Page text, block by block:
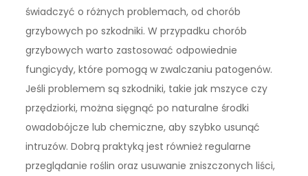
świadczyć o różnych problemach, od chorób
grzybowych po szkodniki. W przypadku chorób
grzybowych warto zastosować odpowiednie
fungicydy, które pomogą w zwalczaniu patogenów.
Jeśli problemem są szkodniki, takie jak mszyce czy
przędziorki, można sięgnąć po naturalne środki
owadobójcze lub chemiczne, aby szybko usunąć
intruzów. Dobrą praktyką jest również regularne
przeglądanie roślin oraz usuwanie zniszczonych liści,